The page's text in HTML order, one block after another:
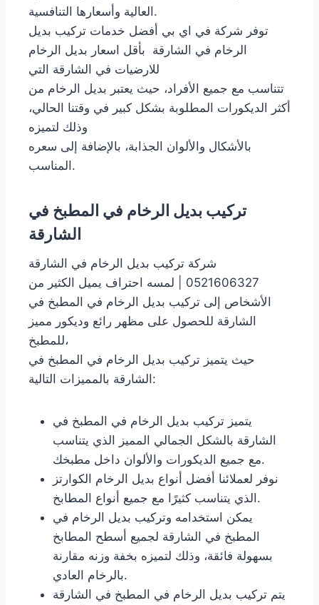
العالية وأسعارها التنافسية.
توفر شركة في اي بي أفضل خدمات تركيب بديل
الرخام في الشارقة بأقل اسعار بديل الرخام
للارضيات في الشارقة التي
تتناسب مع جميع الأفراد، حيث يعتبر بديل الرخام من
أكثر الديكورات المطلوبة بشكل كبير في وقتنا الحالي،
وذلك لتميزه
بالأشكال والألوان الجذابة، بالإضافة إلى سعره
المناسب.
تركيب بديل الرخام في المطبخ في
الشارقة
شركة تركيب بديل الرخام في الشارقة
0521606327 | لمسه احتراف يميل الكثير من
الأشخاص إلى تركيب بديل الرخام في المطبخ في
الشارقة للحصول على مظهر رائع وديكور مميز
للمطبخ،
حيث يتميز تركيب بديل الرخام في المطبخ في
الشارقة بالمميزات التالية:
يتميز تركيب بديل الرخام في المطبخ في
الشارقة بالشكل الجمالي المميز الذي يتناسب
مع جميع الديكورات والألوان داخل مطبخك.
نوفر لعملائنا أفضل أنواع بديل الرخام الكوارتز
الذي يتناسب كثيرًا مع جميع أنواع المطابخ.
يمكن استخدامه وتركيب بديل الرخام في
المطبخ في الشارقة لجميع أسطح المطابخ
بسهولة فائقة، وذلك لتميزه بخفة وزنه مقارنة
بالرخام العادي.
يتم تركيب بديل الرخام في المطبخ في الشارقة